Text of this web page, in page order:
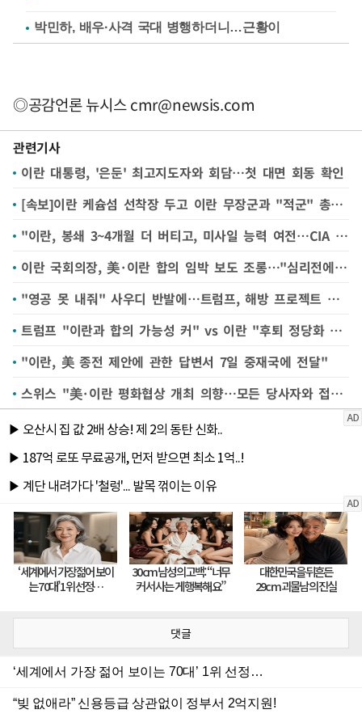
박민하, 배우·사격 국대 병행하더니…근황이
◎공감언론 뉴시스cmr@newsis.com
관련기사
이란 대통령, '은둔' 최고지도자와 회담…첫 대면 회동 확인
[속보]이란 케슘섬 선착장 두고 이란 무장군과 "적군" 총격전--파르스통신
"이란, 봉쇄 3~4개월 더 버티고, 미사일 능력 여전…CIA 평가"
이란 국회의장, 美·이란 합의 임박 보도 조롱…"심리전에 불과"
"영공 못 내줘" 사우디 반발에…트럼프, 해방 프로젝트 중단
트럼프 "이란과 합의 가능성 커" vs 이란 "후퇴 정당화 목적"(종합)
"이란, 美 종전 제안에 관한 답변서 7일 중재국에 전달"
스위스 "美·이란 평화협상 개최 의향…모든 당사자와 접촉 중"
댓글